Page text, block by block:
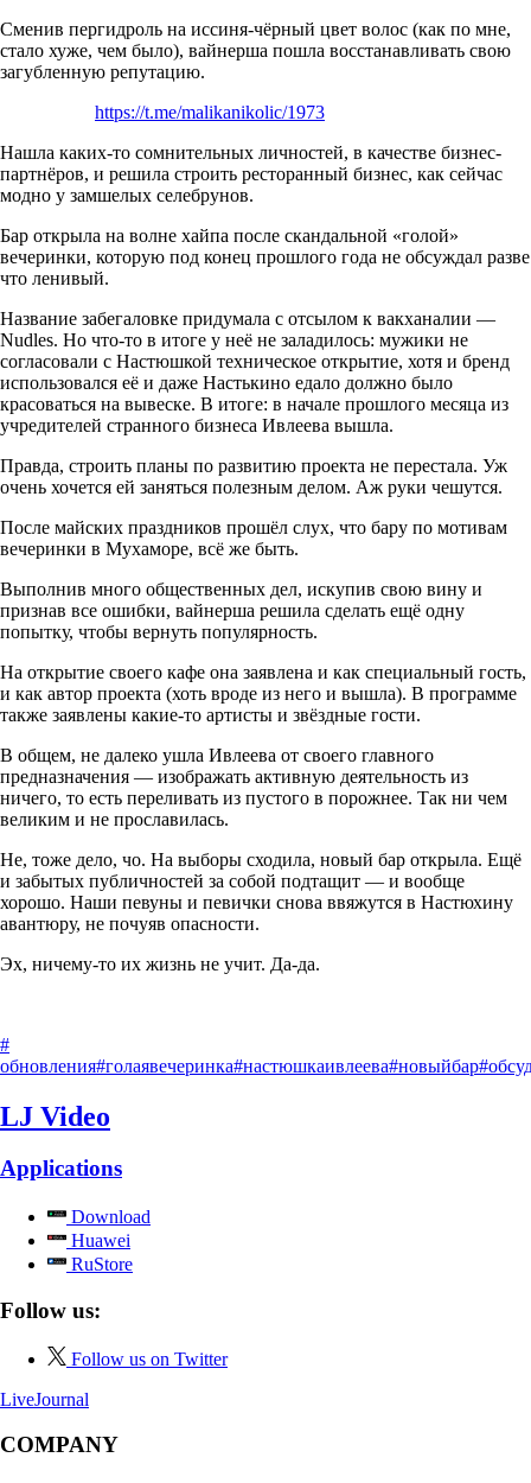
Сменив пергидроль на иссиня-чёрный цвет волос (как по мне,
стало хуже, чем было), вайнерша пошла восстанавливать свою
загубленную репутацию.
https://t.me/malikanikolic/1973
Нашла каких-то сомнительных личностей, в качестве бизнес-
партнёров, и решила строить ресторанный бизнес, как сейчас
модно у замшелых селебрунов.
Бар открыла на волне хайпа после скандальной «голой»
вечеринки, которую под конец прошлого года не обсуждал разве
что ленивый.
Название забегаловке придумала с отсылом к вакханалии —
Nudles. Но что-то в итоге у неё не заладилось: мужики не
согласовали с Настюшкой техническое открытие, хотя и бренд
использовался её и даже Настькино едало должно было
красоваться на вывеске. В итоге: в начале прошлого месяца из
учредителей странного бизнеса Ивлеева вышла.
Правда, строить планы по развитию проекта не перестала. Уж
очень хочется ей заняться полезным делом. Аж руки чешутся.
После майских праздников прошёл слух, что бару по мотивам
вечеринки в Мухаморе, всё же быть.
Выполнив много общественных дел, искупив свою вину и
признав все ошибки, вайнерша решила сделать ещё одну
попытку, чтобы вернуть популярность.
На открытие своего кафе она заявлена и как специальный гость,
и как автор проекта (хоть вроде из него и вышла). В программе
также заявлены какие-то артисты и звёздные гости.
В общем, не далеко ушла Ивлеева от своего главного
предназначения — изображать активную деятельность из
ничего, то есть переливать из пустого в порожнее. Так ни чем
великим и не прославилась.
Не, тоже дело, чо. На выборы сходила, новый бар открыла. Ещё
и забытых публичностей за собой подтащит — и вообще
хорошо. Наши певуны и певички снова ввяжутся в Настюхину
авантюру, не почуяв опасности.
Эх, ничему-то их жизнь не учит. Да-да.
#
обновления#голаявечеринка#настюшкаивлеева#новыйбар
LJ Video
Applications
Download
Huawei
RuStore
Follow us:
Follow us on Twitter
LiveJournal
COMPANY